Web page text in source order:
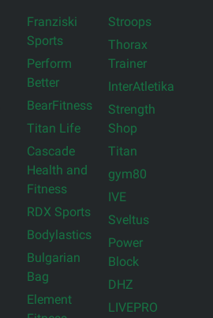
Franziski
Sports
Perform
Better
BearFitness
Titan Life
Cascade
Health and
Fitness
RDX Sports
Bodylastics
Bulgarian
Bag
Element
Stroops
Thorax
Trainer
InterAtletika
Strength
Shop
Titan
gym80
IVE
Sveltus
Power
Block
DHZ
LIVEPRO